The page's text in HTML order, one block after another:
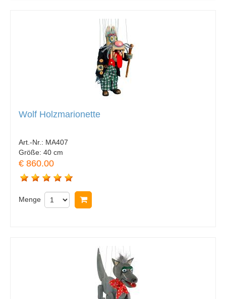
Wolf Holzmarionette
Art.-Nr.: MA407
Größe: 40 cm
€ 860.00
Menge